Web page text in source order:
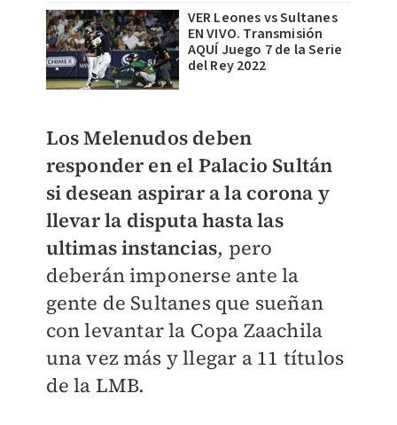
VER Leones vs Sultanes
EN VIVO. Transmisión
AQUÍ Juego 7 de la Serie
del Rey 2022
Los Melenudos deben
responder en el Palacio Sultán
si desean aspirar a la corona y
llevar la disputa hasta las
ultimas instancias, pero
deberán imponerse ante la
gente de Sultanes que sueñan
con levantar la Copa Zaachila
una vez más y llegar a 11 títulos
de la LMB.